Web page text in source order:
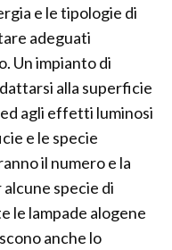
e le tipologie di
adeguati
Un impianto di
alla superficie
agli effetti luminosi
e le specie
il numero e la
specie di
le lampade alogene
anche lo